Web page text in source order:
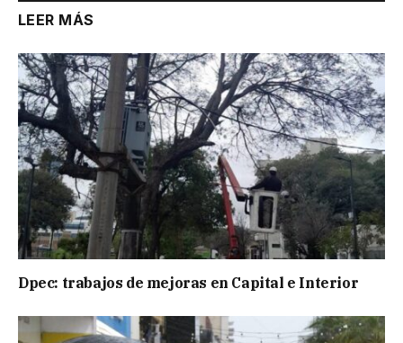
LEER MÁS
Dpec: trabajos de mejoras en Capital e Interior